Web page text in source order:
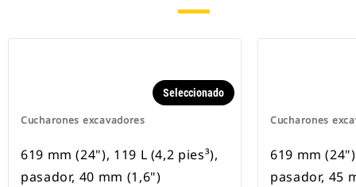
Cucharones excavadores
Seleccionado
619 mm (24"), 119 L (4,2 pies³),
pasador, 40 mm (1,6")
Cucharones
619 mm
pasador, 45